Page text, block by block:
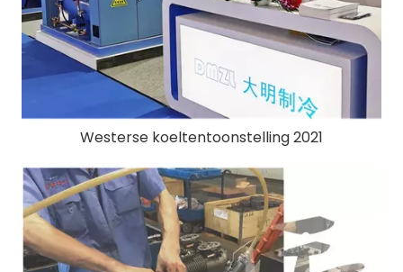
Westerse koeltentoonstelling 2021